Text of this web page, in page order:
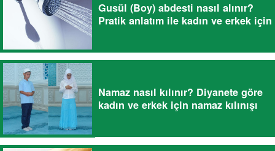
Gusül (Boy) abdesti nasıl alınır?
Pratik anlatım ile kadın ve erkek için
Namaz nasıl kılınır? Diyanete göre
kadın ve erkek için namaz kılınışı